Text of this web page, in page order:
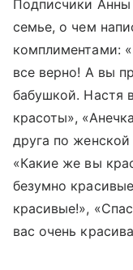
Подписчики
семье, о чем
комплиментами:
все верно! А вы
бабушкой. Настя
красоты»,
друга по
«Какие же вы
безумно
красивые!»,
вас очень